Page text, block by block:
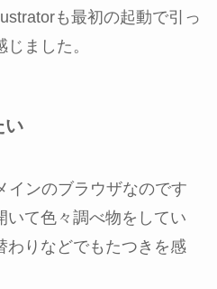
も最初の起動で引っ
ました。
い
インのブラウザなのです
いて色々調べ物をしてい
わりなどでもたつきを感